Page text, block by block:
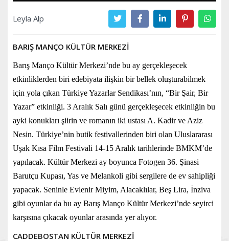
Leyla Alp
BARIŞ MANÇO KÜLTÜR MERKEZİ
Barış Manço Kültür Merkezi’nde bu ay gerçekleşecek
etkinliklerden biri edebiyata ilişkin bir bellek oluşturabilmek
için yola çıkan Türkiye Yazarlar Sendikası’nın, “Bir Şair, Bir
Yazar” etkinliği. 3 Aralık Salı günü gerçekleşecek etkinliğin bu
ayki konukları şiirin ve romanın iki ustası A. Kadir ve Aziz
Nesin. Türkiye’nin butik festivallerinden biri olan Uluslararası
Uşak Kısa Film Festivali 14-15 Aralık tarihlerinde BMKM’de
yapılacak. Kültür Merkezi ay boyunca Fotogen 36. Şinasi
Barutçu Kupası, Yas ve Melankoli gibi sergilere de ev sahipliği
yapacak. Seninle Evlenir Miyim, Alacaklılar, Beş Lira, İnziva
gibi oyunlar da bu ay Barış Manço Kültür Merkezi’nde seyirci
karşısına çıkacak oyunlar arasında yer alıyor.
CADDEBOSTAN KÜLTÜR MERKEZİ